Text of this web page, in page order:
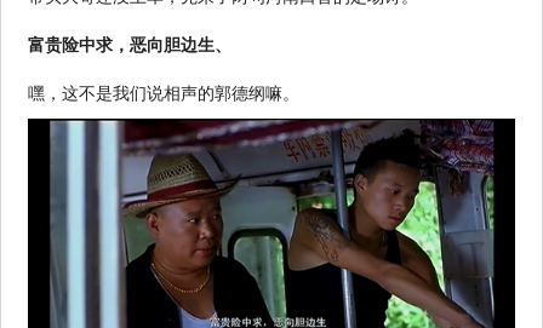
富贵险中求，恶向胆边生、
嘿，这不是我们说相声的郭德纲嘛。